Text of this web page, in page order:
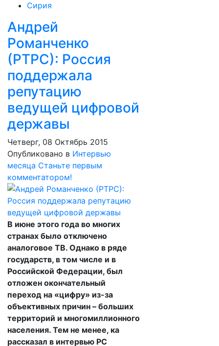
Сирия
Андрей
Романченко
(РТРС): Россия
поддержала
репутацию
ведущей цифровой
державы
Четверг, 08 Октябрь 2015
Опубликовано в Интервью
месяца Станьте первым
комментатором!
В июне этого года во многих
странах было отключено
аналоговое ТВ. Однако в ряде
государств, в том числе и в
Российской Федерации, был
отложен окончательный
переход на «цифру» из-за
объективных причин – больших
территорий и многомиллионного
населения. Тем не менее, ка
рассказал в интервью РС